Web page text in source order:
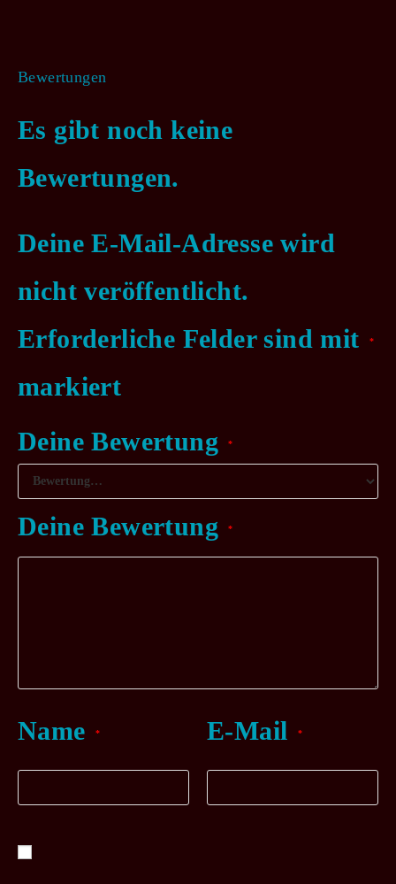
Bewertungen
Es gibt noch keine
Bewertungen.
Deine E-Mail-Adresse wird
nicht veröffentlicht.
Erforderliche Felder sind mit
*
markiert
Deine Bewertung
*
Deine Bewertung *
Name * E-Mail *